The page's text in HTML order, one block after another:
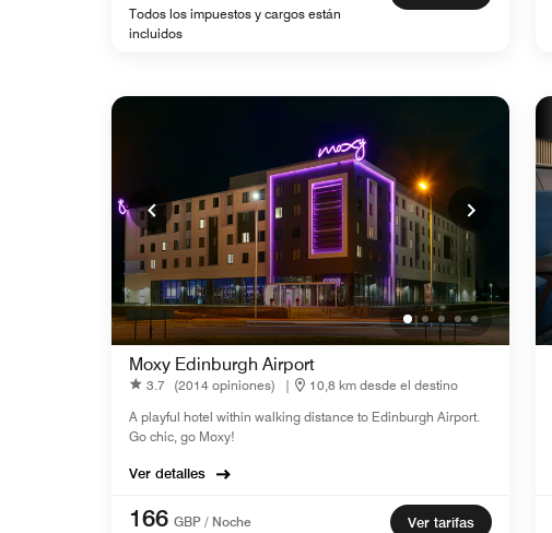
Todos los impuestos y cargos están
incluidos
Moxy Edinburgh Airport
3.7 (2014 opiniones) |
10,8 km desde el destino
A playful hotel within walking distance to Edinburgh Airport.
Go chic, go Moxy!
Ver detalles
166 GBP / Noche
Ver tarifas